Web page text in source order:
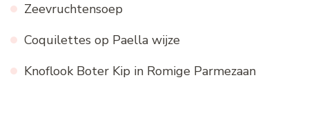
Zeevruchtensoep
Coquilettes op Paella wijze
Knoflook Boter Kip in Romige Parmezaan